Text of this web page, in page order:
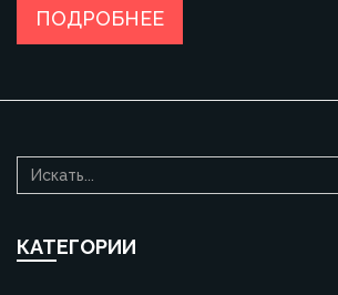
подходящей техники может
кулинарный опыт. Если вы подумываете
ПОДРОБНЕЕ
КАТЕГОРИИ